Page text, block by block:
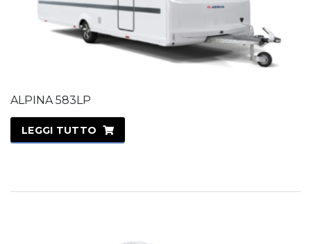
ALPINA 583LP
LEGGI TUTTO